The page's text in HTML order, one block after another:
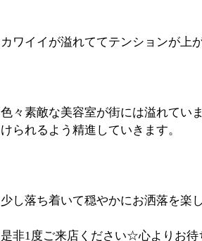
カワイイが溢れててテンションが上
色々素敵な美容室が街には溢れてい
けられるよう精進していきます。
少し落ち着いて穏やかにお洒落を楽
是非1度ご来店ください☆心よりお待